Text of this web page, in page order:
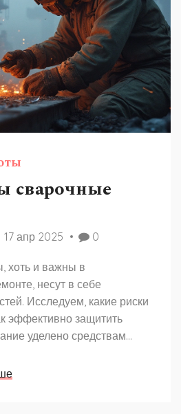
сварочные
17 апр 2025 0
хоть и важны в
несут в себе
Исследуем, какие риски
эффективно защитить
уделено средствам
о том, как правильно